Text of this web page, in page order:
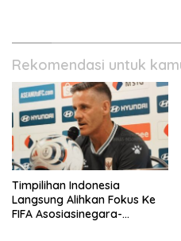
Rekomendasi untuk
Timpilihan Indonesia
Langsung Alihkan Fokus Ke
FIFA Asosiasinegara-